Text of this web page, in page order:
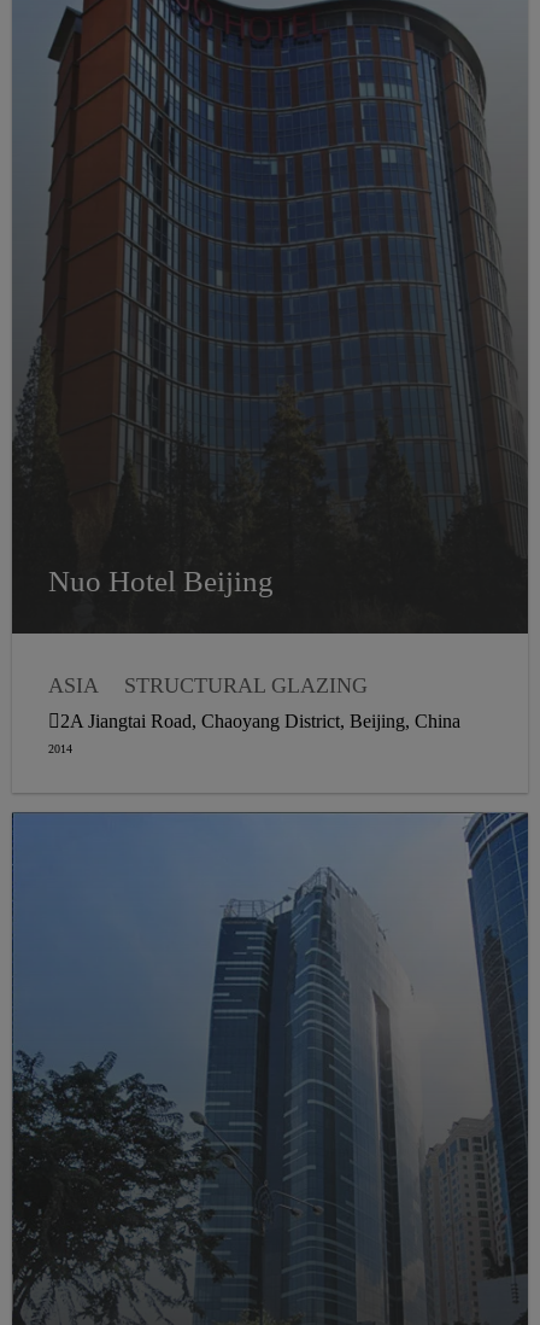
Nuo Hotel Beijing
ASIA STRUCTURAL GLAZING
2A Jiangtai Road, Chaoyang District, Beijing, China
2014